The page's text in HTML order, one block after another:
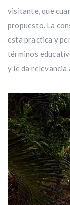
visitante, que
propuesto. La
esta practica y
términos
y le da relevancia